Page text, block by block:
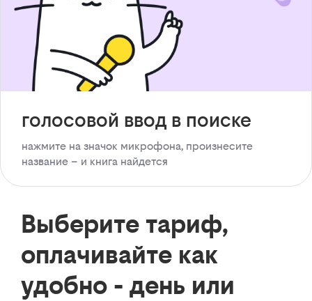
голосовой ввод в поиске
нажмите на значок микрофона, произнесите
название – и книга найдется
Выберите тариф,
оплачивайте как
удобно - день или